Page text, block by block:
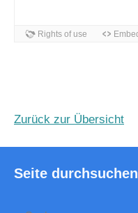
Zurück zur Übersicht
Seite durchsuchen